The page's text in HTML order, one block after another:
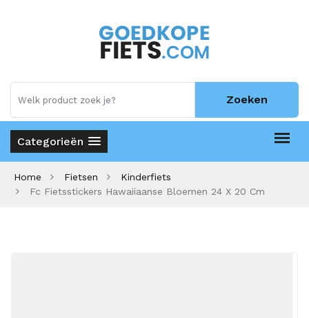
Zoeken
Categorieën
Home Fietsen
Kinderfiets
Fc Fietsstickers Hawaiiaanse Bloemen 24 X 20 Cm